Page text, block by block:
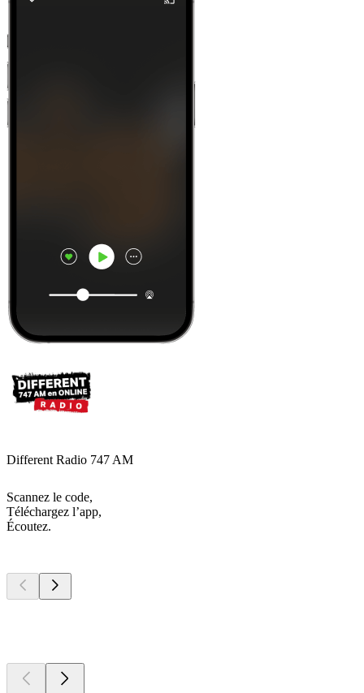
Different Radio 747 AM
Scannez le code,
Téléchargez l’app,
Écoutez.